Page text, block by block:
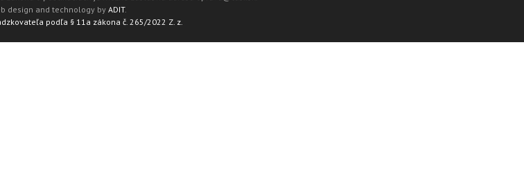
design and technology by ADIT.
podľa § 11a zákona č. 265/2022 Z. z.